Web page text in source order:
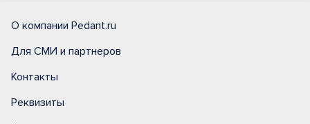
О компании Pedant.ru
Для СМИ и партнеров
Контакты
Реквизиты